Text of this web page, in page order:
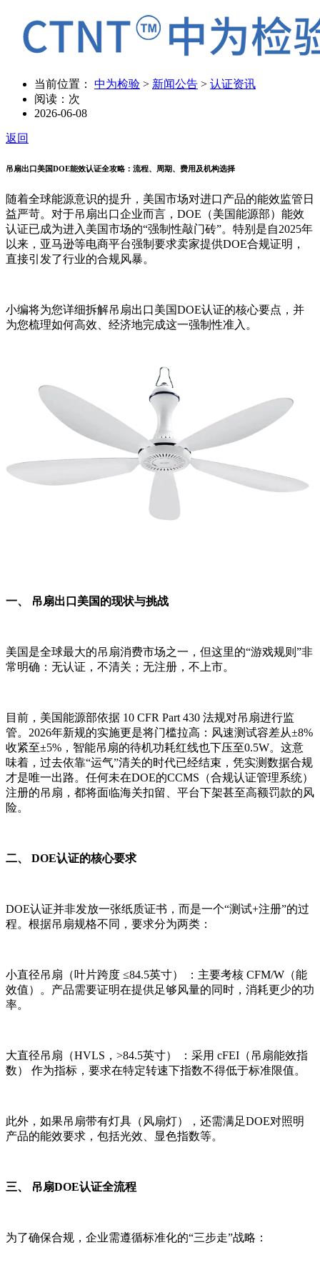
当前位置： 中为检验 > 新闻公告 > 认证资讯
阅读： 次
2026-06-08
返回
吊扇出口美国DOE能效认证全攻略：流程、周期、费用及机构选择
随着全球能源意识的提升，美国市场对进口产品的能效监管日
益严苛。对于吊扇出口企业而言，DOE（美国能源部）能效
认证已成为进入美国市场的“强制性敲门砖”。特别是自2025年
以来，亚马逊等电商平台强制要求卖家提供DOE合规证明，
直接引发了行业的合规风暴。
小编将为您详细拆解吊扇出口美国DOE认证的核心要点，并
为您梳理如何高效、经济地完成这一强制性准入。
一、 吊扇出口美国的现状与挑战
美国是全球最大的吊扇消费市场之一，但这里的“游戏规则”非
常明确：无认证，不清关；无注册，不上市。
目前，美国能源部依据 10 CFR Part 430 法规对吊扇进行监
管。2026年新规的实施更是将门槛拉高：风速测试容差从±8%
收紧至±5%，智能吊扇的待机功耗红线也下压至0.5W。这意
味着，过去依靠“运气”清关的时代已经结束，凭实测数据合规
才是唯一出路。任何未在DOE的CCMS（合规认证管理系统）
注册的吊扇，都将面临海关扣留、平台下架甚至高额罚款的风
险。
二、 DOE认证的核心要求
DOE认证并非发放一张纸质证书，而是一个“测试+注册”的过
程。根据吊扇规格不同，要求分为两类：
小直径吊扇（叶片跨度 ≤84.5英寸） ：主要考核 CFM/W（能
效值）。产品需要证明在提供足够风量的同时，消耗更少的功
率。
大直径吊扇（HVLS，>84.5英寸） ：采用 cFEI（吊扇能效指
数） 作为指标，要求在特定转速下指数不得低于标准限值。
此外，如果吊扇带有灯具（风扇灯），还需满足DOE对照明
产品的能效要求，包括光效、显色指数等。
三、 吊扇DOE认证全流程
为了确保合规，企业需遵循标准化的“三步走”战略：